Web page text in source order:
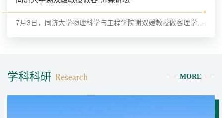
语言是文化的载体，英语不仅是连接世界的工具，更是向全球传递中国声音、展现中国魅力的桥梁。近日，由外国语学院举办的“中国之道·讲好中国故事”英语学科系列赛事开幕式暨2026“品读中国”英语朗诵大赛举行。外国语学院党委书记侯建生，党委学生工作部副部长、学生工作处副处长、美育中心主任李婉，外国语学院副院长迟娟出席开幕式。作为外国语学院落实立德树人根本任务的品牌活动，本次赛事以“用英语讲好中国故事”为导向，...
为纵深推进本科人才培养综合改革，紧扣产业发展与复合型应用人才培育需求，学校分两场专题会议开展2026级本科人才培养方案汇报研讨。校长汪小帆出席并作工作部署，副校长吴志军主持会议。本科生院相关负责人，材料技术学部、化工与能源技术学部、香料香精化妆品学部、智能技术学部、城市建设与生态技术学部、管理学部六大学部负责人、分管教学副主任、系主任、专业责任教授和一线骨干教师参会。2026级本科人才培养方案修订以“...
语言是文化的载体，英语不仅是连接世界的工具，更是向全球传递中国声音、展现中国魅力的桥梁。近日，由外国语学院举办的“中国之道·讲好中国故事”英语学科系列赛事开幕式暨2026“品读中国”英语朗诵大赛举行。外国语学院党委书记侯建生，党委学生工作部副部长、学生工作处副处长、美育中心主任李婉，外国语学院副院长迟娟出席开幕式。作为外国语学院落实立德树人根本任务的品牌活动，本次赛事以“用英语讲好中国故事”为导向，...
为纵深推进本科人才培养综合改革，紧扣产业发展与复合型应用人才培育需求，学校分两场专题会议开展2026级本科人才培养方案汇报研讨。校长汪小帆出席并作工作部署，副校长吴志军主持会议。本科生院相关负责人，材料技术学部、化工与能源技术学部、香料香精化妆品学部、智能技术学部、城市建设与生态技术学部、管理学部六大学部负责人、分管教学副主任、系主任、专业责任教授和一线骨干教师参会。2026级本科人才培养方案修订以“...
学科科研 Research MORE